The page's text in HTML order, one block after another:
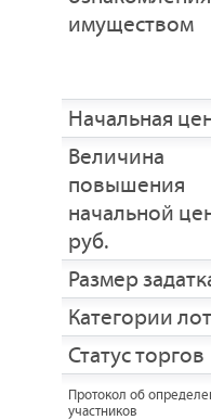
имуществом
Начальная
Величина
повышения
начальной
руб.
Размер
Категории
Статус торгов
Протокол об
участников